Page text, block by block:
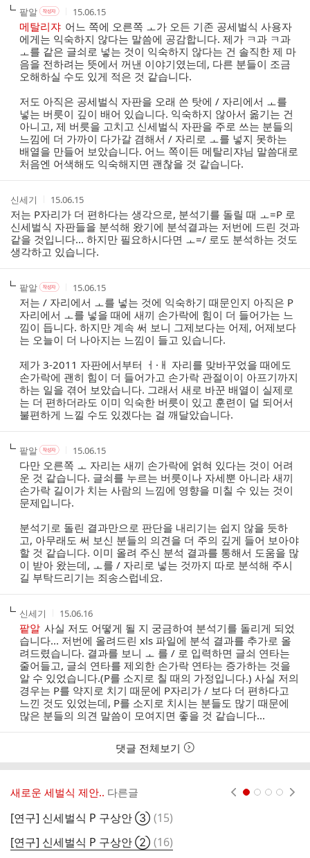
작
성
자
팥알작
성
자
본
인
여
부
작
자
작
성
시
간
15.06.15
메탈리쟈 어느 쪽에 오른쪽 ㅗ가 오든 기존 공세벌식 사용자
에게는 익숙하지 않다는 말씀에 공감합니다. 제가 ㅋ과 ㅋ과
ㅗ를 같은 글쇠로 넣는 것이 익숙하지 않다는 건 솔직한 제 마
음을 전하려는 뜻에서 꺼낸 이야기였는데, 다른 분들이 조금
오해하실 수도 있게 적은 것 같습니다.
저도 아직은 공세벌식 자판을 오래 쓴 탓에 / 자리에서 ㅗ를
넣는 버릇이 깊이 배어 있습니다. 익숙하지 않아서 옮기는 건
아니고, 제 버릇을 고치고 신세벌식 자판을 주로 쓰는 분들의
느낌에 더 가까이 다가갈 겸해서 / 자리로 ㅗ를 넣지 못하는
배열을 만들어 보았습니다. 어느 쪽이든 메탈리쟈님 말씀대로
처음엔 어색해도 익숙해지면 괜찮을 것 같습니다.
작
성
자
신세기
작
성
시
간
15.06.15
저는 P자리가 더 편하다는 생각으로, 분석기를 돌릴 때 ㅗ=P 로
신세벌식 자판들을 분석해 왔기에 분석결과는 저번에 드린 것과
같을 것입니다... 하지만 필요하시다면 ㅗ=/ 로도 분석하는 것도
생각하고 있습니다.
작
성
자
팥알작
성
자
본
인
여
작
자
작
성
시
간
15.06.15
저는 / 자리에서 ㅗ를 넣는 것에 익숙하기 때문인지 아직은 P
자리에서 ㅗ를 넣을 때에 새끼 손가락에 힘이 더 들어가는 느
낌이 듭니다. 하지만 계속 써 보니 그제보다는 어제, 어제보다
는 오늘이 더 나아지는 느낌이 들고 있습니다.
제가 3-2011 자판에서부터 ㅓ·ㅐ 자리를 맞바꾸었을 때에도
손가락에 괜히 힘이 더 들어가고 손가락 관절이이 아프기까지
하는 일을 겪어 보았습니다. 그래서 새로 바꾼 배열이 실제로
는 더 편하더라도 이미 익숙한 버릇이 있고 훈련이 덜 되어서
불편하게 느낄 수도 있겠다는 걸 깨달았습니다.
작
성
자
팥알작
성
자
본
인
여
작
자
작
성
시
간
15.06.15
다만 오른쪽 ㅗ 자리는 새끼 손가락에 얽혀 있다는 것이 어려
운 것 같습니다. 글쇠를 누르는 버릇이나 자세뿐 아니라 새끼
손가락 길이가 치는 사람의 느낌에 영향을 미칠 수 있는 것이
문제입니다.
분석기로 돌린 결과만으로 판단을 내리기는 쉽지 않을 듯하
고, 아무래도 써 보신 분들의 의견을 더 주의 깊게 들어 보아야
할 것 같습니다. 이미 올려 주신 분석 결과를 통해서 도움을 많
이 받아 왔는데, ㅗ를 / 자리로 넣는 것까지 따로 분석해 주시
길 부탁드리기는 죄송스럽네요.
작
성
자
신세기
작
성
시
간
15.06.16
팥알 사실 저도 어떻게 될 지 궁금하여 분석기를 돌리게 되었
습니다... 저번에 올려드린 xls 파일에 분석 결과를 추가로 올
려드렸습니다. 결과를 보니 ㅗ 를 / 로 입력하면 글쇠 연타는
줄어들고, 글쇠 연타를 제외한 손가락 연타는 증가하는 것을
알 수 있었습니다.(P를 소지로 칠 때의 가정입니다.) 사실 저의
경우는 P를 약지로 치기 때문에 P자리가 / 보다 더 편하다고
느낀 것도 있었는데, P를 소지로 치시는 분들도 많기 때문에
많은 분들의 의견 말씀이 모여지면 좋을 것 같습니다...
댓글 전체보기
새로운 세벌식 제안.. 다른글
[연구] 신세벌식 P 구상안 ③ 댓
(15)
[연구] 신세벌식 P 구상안 ② 댓
글
(16)